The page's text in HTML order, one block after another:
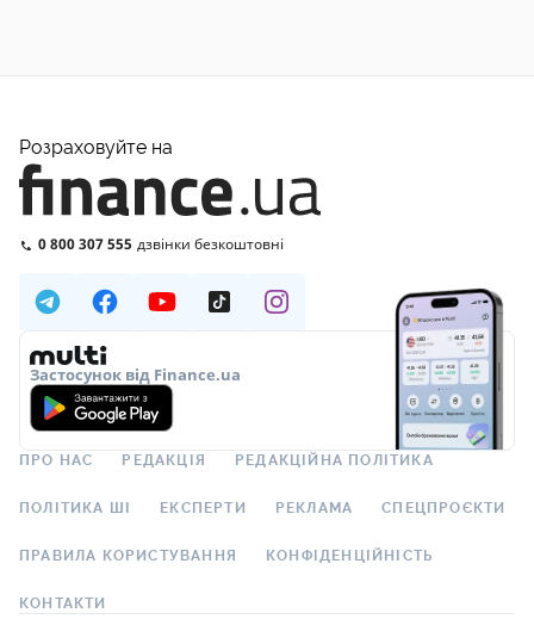
Розраховуйте на
0 800 307 555 дзвінки безкоштовні
Застосунок від Finance.ua
ПРО НАС РЕДАКЦІЯ РЕДАКЦІЙНА ПОЛІТИКА
ПОЛІТИКА ШІ ЕКСПЕРТИ РЕКЛАМА СПЕЦПРОЄКТИ
ПРАВИЛА КОРИСТУВАННЯ КОНФІДЕНЦІЙНІСТЬ
КОНТАКТИ